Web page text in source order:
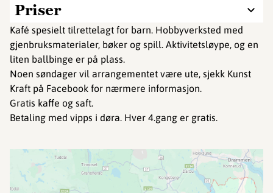
Priser
Kafé spesielt tilrettelagt for barn. Hobbyverksted med
gjenbruksmaterialer, bøker og spill. Aktivitetsløype, og en
liten ballbinge er på plass.
Noen søndager vil arrangementet være ute, sjekk Kunst
Kraft på Facebook for nærmere informasjon.
Gratis kaffe og saft.
Betaling med vipps i døra. Hver 4.gang er gratis.